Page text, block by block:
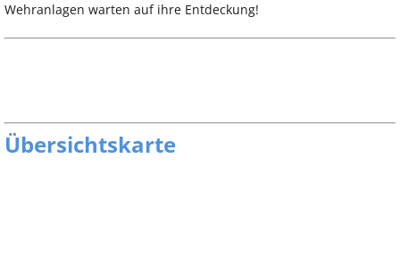
Wehranlagen warten auf ihre Entdeckung!
Übersichtskarte